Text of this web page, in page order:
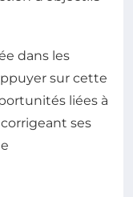
dans les
sur cette
liées à
ses